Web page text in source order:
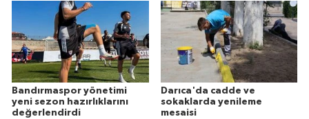
Bandırmaspor yönetimi
yeni sezon hazırlıklarını
değerlendirdi
Darıca'da cadde ve
sokaklarda yenileme
mesaisi